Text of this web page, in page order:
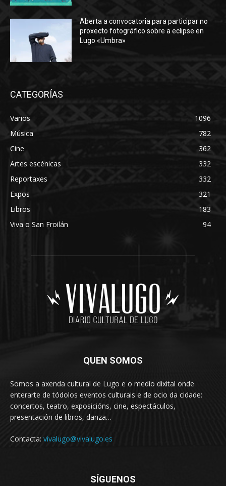
Aberta a convocatoria para participar no
proxecto fotográfico sobre a eclipse en
Lugo «Umbra»
CATEGORÍAS
Varios
1096
Música
782
Cine
362
Artes escénicas
332
Reportaxes
332
Expos
321
Libros
183
Viva o San Froilán
94
QUEN SOMOS
Somos a axenda cultural de Lugo e o medio dixital onde
enterarte de tódolos eventos culturais e de ocio da cidade:
concertos, teatro, exposicións, cine, espectáculos,
presentación de libros, danza…
Contacta: vivalugo@vivalugo.es
SÍGUENOS